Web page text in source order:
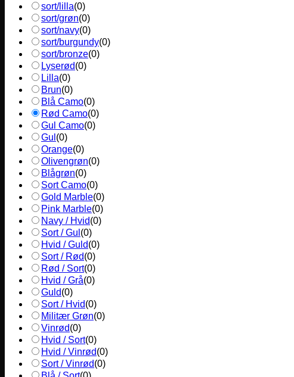
sort/lilla(0)
sort/grøn(0)
sort/navy(0)
sort/burgundy(0)
sort/bronze(0)
Lyserød(0)
Lilla(0)
Brun(0)
Blå Camo(0)
Rød Camo(0)
Gul Camo(0)
Gul (0)
Orange(0)
Olivengrøn(0)
Blågrøn(0)
Sort Camo(0)
Gold Marble(0)
Pink Marble(0)
Navy / Hvid(0)
Sort / Gul (0)
Hvid / Guld(0)
Sort / Rød(0)
Rød / Sort(0)
Hvid / Grå(0)
Guld(0)
Sort / Hvid(0)
Militær Grøn(0)
Vinrød(0)
Hvid / Sort(0)
Hvid / Vinrød(0)
Sort / Vinrød(0)